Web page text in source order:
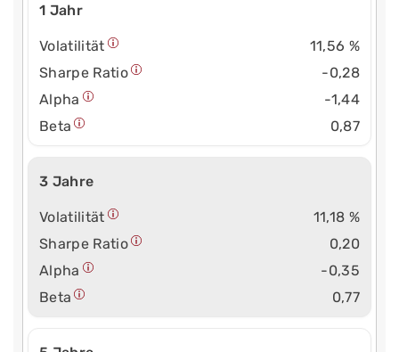
1 Jahr
Volatilität
11,56 %
Sharpe Ratio
-0,28
Alpha
-1,44
Beta
0,87
3 Jahre
Volatilität
11,18 %
Sharpe Ratio
0,20
Alpha
-0,35
Beta
0,77